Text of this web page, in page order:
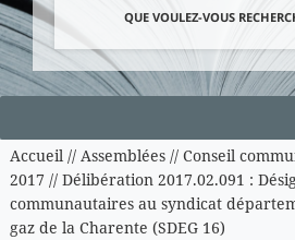
QUE VOULEZ-VOUS
Accueil// Assemblées// Conseil
2017 // Délibération 2017.02.091 :
communautaires au syndicat
gaz de la Charente (SDEG 16)